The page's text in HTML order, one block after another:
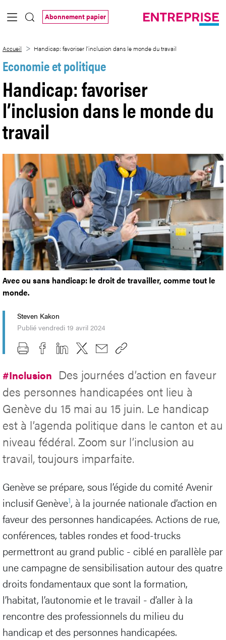
Saut au contenu principal
Abonnement papier
Accueil Handicap: favoriser l’inclusion dans le monde du travail
Economie et politique
Handicap: favoriser
l’inclusion dans le monde du
travail
Avec ou sans handicap: le droit de travailler, comme tout le
monde.
Steven Kakon
Publié vendredi 19 avril 2024
#Inclusion Des journées d’action en faveur
des personnes handicapées ont lieu à
Genève du 15 mai au 15 juin. Le handicap
est à l’agenda politique dans le canton et au
niveau fédéral. Zoom sur l’inclusion au
travail, toujours imparfaite.
Genève se prépare, sous l’égide du comité Avenir
inclusif Genève1, à la journée nationale d’action en
faveur des personnes handicapées. Actions de rue,
conférences, tables rondes et food-trucks
permettront au grand public - ciblé en parallèle par
une campagne de sensibilisation autour des quatre
droits fondamentaux que sont la formation,
l’habitat, l’autonomie et le travail - d’aller à la
rencontre des professionnels du milieu du
handicap et des personnes handicapées.